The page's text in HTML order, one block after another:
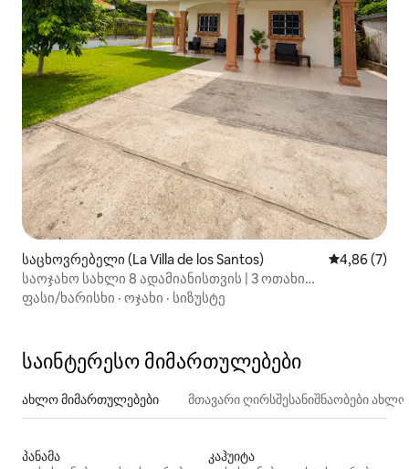
საცხოვრებელი (La Villa de los Santos) საშუალო
4,86 (7)
საოჯახო სახლი 8 ადამიანისთვის | 3 ოთახი
კონდიციონერით
ფასი/ხარისხი · ოჯახი · სიზუსტე
საინტერესო მიმართულებები
ახლო მიმართულებები მთავარი ღირსშესანიშნაობები
პანამა
კაჰუიტა